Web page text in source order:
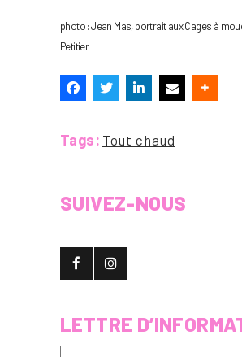
photo : Jean Mas, portrait aux Cages à
Petitier
Tags: Tout chaud
SUIVEZ-NOUS
LETTRE